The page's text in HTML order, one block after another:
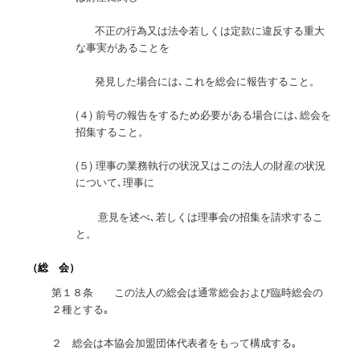
不正の行為又は法令若しくは定款に違反する重大
な事実があることを
発見した場合には､これを総会に報告すること。
(４) 前号の報告をするため必要がある場合には､総会を
招集すること。
(５) 理事の業務執行の状況又はこの法人の財産の状況
について､理事に
意見を述べ､若しくは理事会の招集を請求するこ
と。
（総 会）
第１８条 この法人の総会は通常総会および臨時総会の
２種とする｡
２ 総会は本協会加盟団体代表者をもって構成する｡